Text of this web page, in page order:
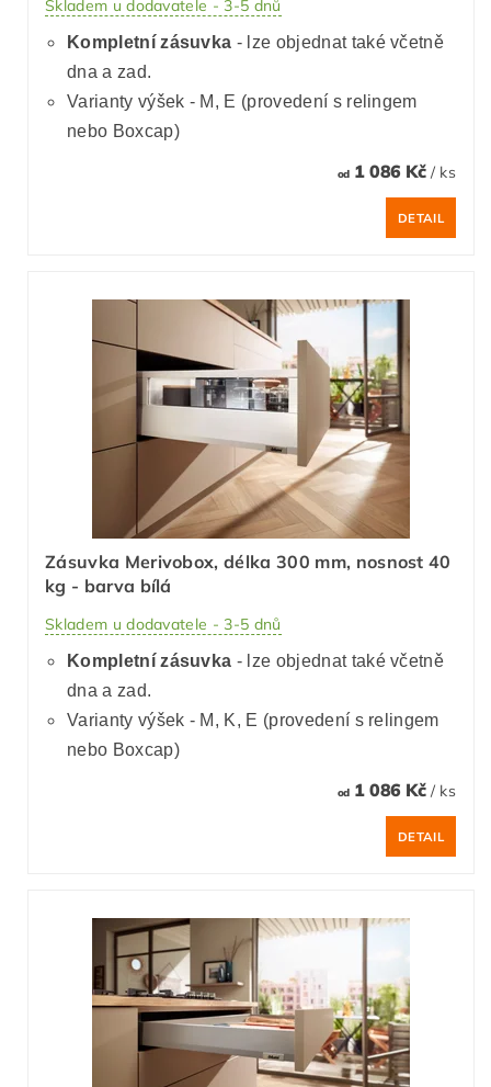
Skladem u dodavatele - 3-5 dnů
Kompletní zásuvka - lze objednat také včetně
dna a zad.
Varianty výšek - M, E (provedení s relingem
nebo Boxcap)
od1 086 Kč / ks
DETAIL
Zásuvka Merivobox, délka 300 mm, nosnost 40
kg - barva bílá
Skladem u dodavatele - 3-5 dnů
Kompletní zásuvka - lze objednat také včetně
dna a zad.
Varianty výšek - M, K, E (provedení s relingem
nebo Boxcap)
od1 086 Kč / ks
DETAIL